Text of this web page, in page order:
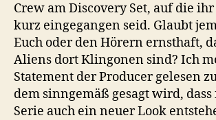
Crew am Discovery Set, auf die
kurz eingegangen seid. Glaubt
Euch oder den Hörern ernsthaft,
Aliens dort Klingonen sind? Ich
Statement der Producer gelesen
dem sinngemäß gesagt wird,
Serie auch ein neuer Look